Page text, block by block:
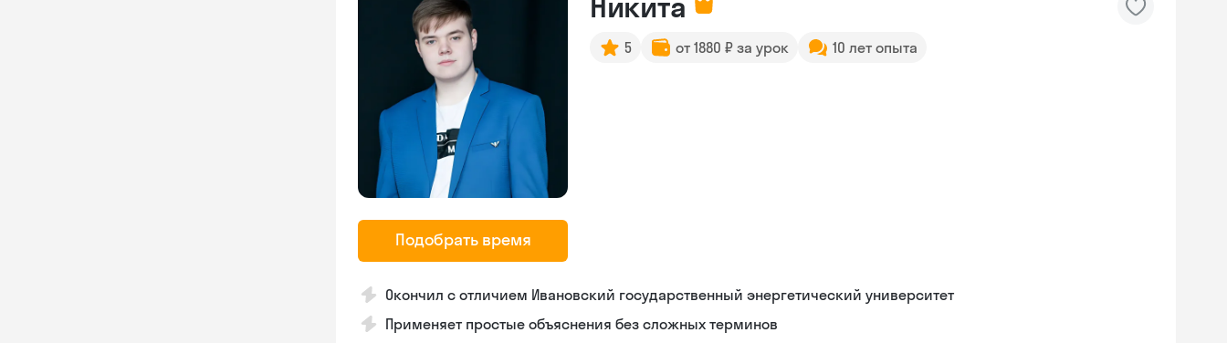
Подобрать время
5 от 1880 ₽ за урок 10 лет опыта
Окончил с отличием Ивановский государственный энергетический университет
Применяет простые объяснения без сложных терминов